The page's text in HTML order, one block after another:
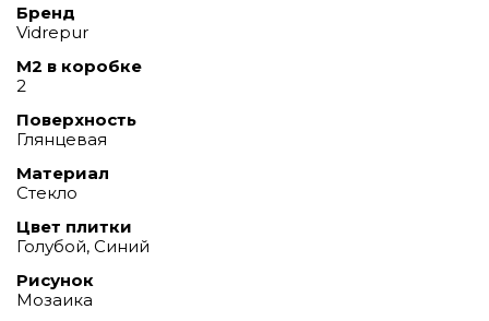
Бренд
Vidrepur
М2 в коробке
2
Поверхность
Глянцевая
Материал
Стекло
Цвет плитки
Голубой, Синий
Рисунок
Мозаика